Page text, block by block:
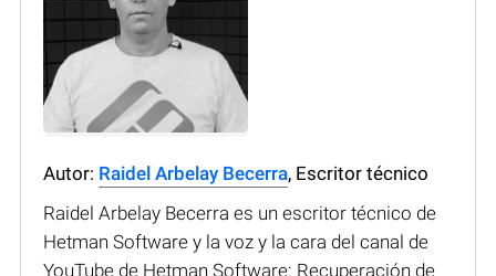
Autor: Raidel Arbelay Becerra, Escritor técnico
Raidel Arbelay Becerra es un escritor técnico de
Hetman Software y la voz y la cara del canal de
YouTube de Hetman Software: Recuperación de